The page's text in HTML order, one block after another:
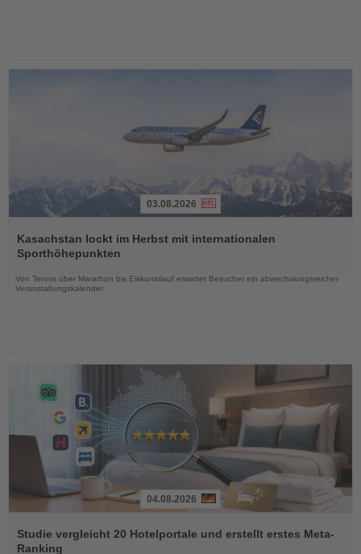
Sie
die
Nachrichten
03.08.2026
Kasachstan lockt im Herbst mit internationalen
Sporthöhepunkten
Von Tennis über Marathon bis Eiskunstlauf erwartet Besucher ein abwechslungsreicher
Veranstaltungskalender
Sie
die
04.08.2026
Studie vergleicht 20 Hotelportale und erstellt erstes Meta-
Ranking